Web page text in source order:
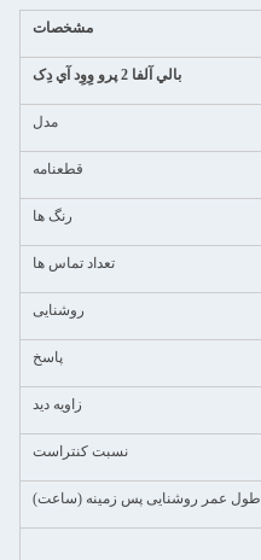
مشخصات
بالي آلفا 2 پرو وِوِد آي دِک
مدل
قطعنامه
رنگ ها
تعداد تماس ها
روشنایی
پاسخ
زاویه دید
نسبت کنتراست
طول عمر روشنایی پس زمینه (ساعت)